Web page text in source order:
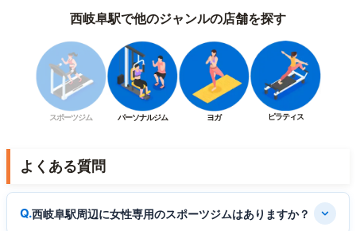
西岐阜駅で他のジャンルの店舗を探す
スポーツジム パーソナルジム ヨガ ピラティス
よくある質問
西岐阜駅周辺に女性専用のスポーツジムはありますか？